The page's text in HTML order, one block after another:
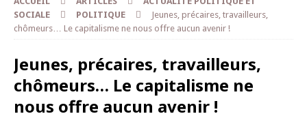
SOCIALE
POLITIQUE
Jeunes, précaires, travailleurs,
chômeurs… Le capitalisme ne nous offre aucun avenir !
Jeunes, précaires, travailleurs,
chômeurs… Le capitalisme ne
nous offre aucun avenir !